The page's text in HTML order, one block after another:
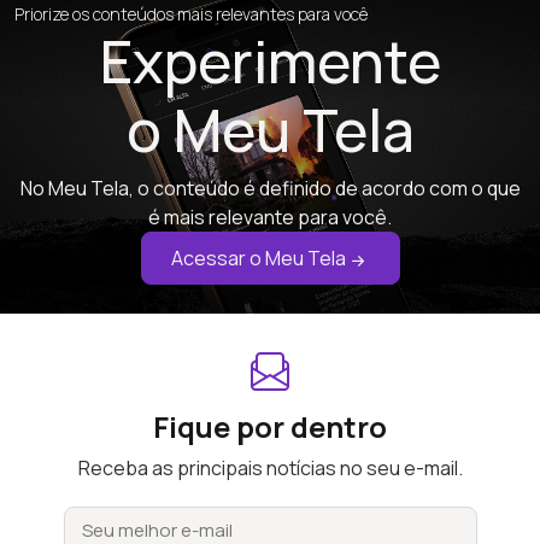
Priorize os conteúdos mais relevantes para você
Experimente
o Meu Tela
No Meu Tela, o conteúdo é definido de acordo com o que
é mais relevante para você.
Acessar o Meu Tela
Fique por dentro
Receba as principais notícias no seu e-mail.